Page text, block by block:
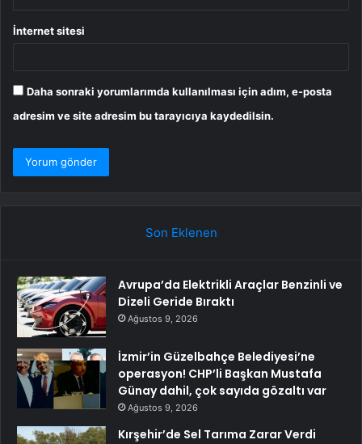
İnternet sitesi
Daha sonraki yorumlarımda kullanılması için adım, e-posta
adresim ve site adresim bu tarayıcıya kaydedilsin.
Son Eklenen
Avrupa’da Elektrikli Araçlar Benzinli ve
Dizeli Geride Bıraktı
Ağustos 9, 2026
İzmir’in Güzelbahçe Belediyesi’ne
operasyon! CHP’li Başkan Mustafa
Günay dahil, çok sayıda gözaltı var
Ağustos 9, 2026
Kırşehir’de Sel Tarıma Zarar Verdi